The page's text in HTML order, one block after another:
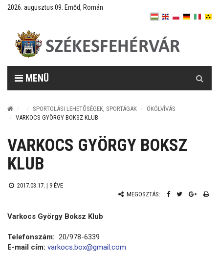
2026. augusztus 09. Emőd, Román
MENÜ
SPORTOLÁSI LEHETŐSÉGEK, SPORTÁGAK
ÖKÖLVÍVÁS
VARKOCS GYÖRGY BOKSZ KLUB
VARKOCS GYÖRGY BOKSZ
KLUB
2017.03.17. | 9 ÉVE
MEGOSZTÁS:
Varkocs György Boksz Klub
Telefonszám: 20/978-6339
E-mail cím: varkocs.box@gmail.com